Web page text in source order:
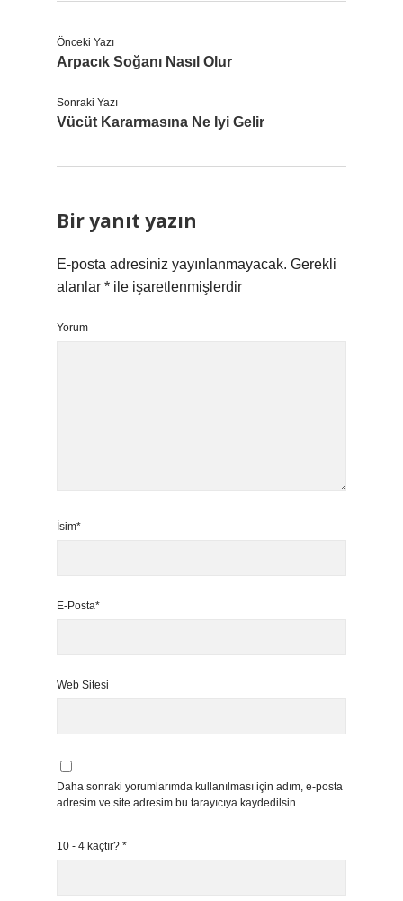
Önceki Yazı
Arpacık Soğanı Nasıl Olur
Sonraki Yazı
Vücüt Kararmasına Ne Iyi Gelir
Bir yanıt yazın
E-posta adresiniz yayınlanmayacak. Gerekli
alanlar * ile işaretlenmişlerdir
Yorum
İsim*
E-Posta*
Web Sitesi
Daha sonraki yorumlarımda kullanılması için adım, e-posta
adresim ve site adresim bu tarayıcıya kaydedilsin.
10 - 4 kaçtır? *